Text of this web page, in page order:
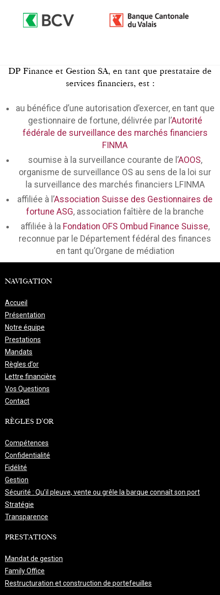
DP Finance et Gestion SA, en tant que prestataire de
services financiers, est :
au bénéfice d’une autorisation d’exercer, en tant que
gestionnaire de fortune, délivrée par l’Autorité
fédérale de surveillance des marchés financiers
FINMA
soumise à la surveillance courante de l’AOOS,
organisme de surveillance OS au sens de la loi sur
la surveillance des marchés financiers LFINMA
affiliée à l’Association Suisse des Gestionnaires de
fortune ASG, association faîtière de la branche
affiliée à la Fondation OFS Ombud Finance Suisse,
reconnue par le Département fédéral des finances
en tant qu’Organe de médiation
NAVIGATION
Accueil
Présentation
Notre équipe
Prestations
Mandats
Règles d’or
Lettre financière
Vos Questions
Contact
RÈGLES D'OR
Compétences
Confidentialité
Fidélité
Gestion
Sécurité : Qu’il pleuve, vente ou grêle la barque connaît son port
Stratégie
Transparence
PRESTATIONS
Mandat de gestion
Family Office
Restructuration et construction de portefeuilles